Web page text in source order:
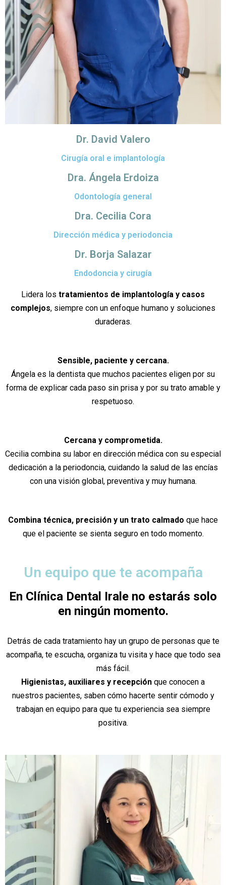
Dr. David Valero
Cirugía oral e implantología
Dra. Ángela Erdoiza
Odontología general
Dra. Cecilia Cora
Dirección médica y periodoncia
Dr. Borja Salazar
Endodoncia y cirugía
Lidera los tratamientos de implantología y casos
complejos, siempre con un enfoque humano y soluciones
duraderas.
Sensible, paciente y cercana.
Ángela es la dentista que muchos pacientes eligen por su
forma de explicar cada paso sin prisa y por su trato amable y
respetuoso.
Cercana y comprometida.
Cecilia combina su labor en dirección médica con su especial
dedicación a la periodoncia, cuidando la salud de las encías
con una visión global, preventiva y muy humana.
Combina técnica, precisión y un trato calmado que hace
que el paciente se sienta seguro en todo momento.
Un equipo que te acompaña
En Clínica Dental Irale no estarás solo
en ningún momento.
Detrás de cada tratamiento hay un grupo de personas que te
acompaña, te escucha, organiza tu visita y hace que todo sea
más fácil.
Higienistas, auxiliares y recepción que conocen a
nuestros pacientes, saben cómo hacerte sentir cómodo y
trabajan en equipo para que tu experiencia sea siempre
positiva.